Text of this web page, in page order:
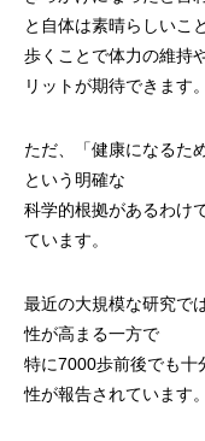
と自体は素晴らしいこ
歩くことで体力の維持
リットが期待できます。
ただ、「健康になるた
という明確な
科学的根拠があるわけ
ています。
最近の大規模な研究で
性が高まる一方で
特に7000歩前後でも十
性が報告されています。